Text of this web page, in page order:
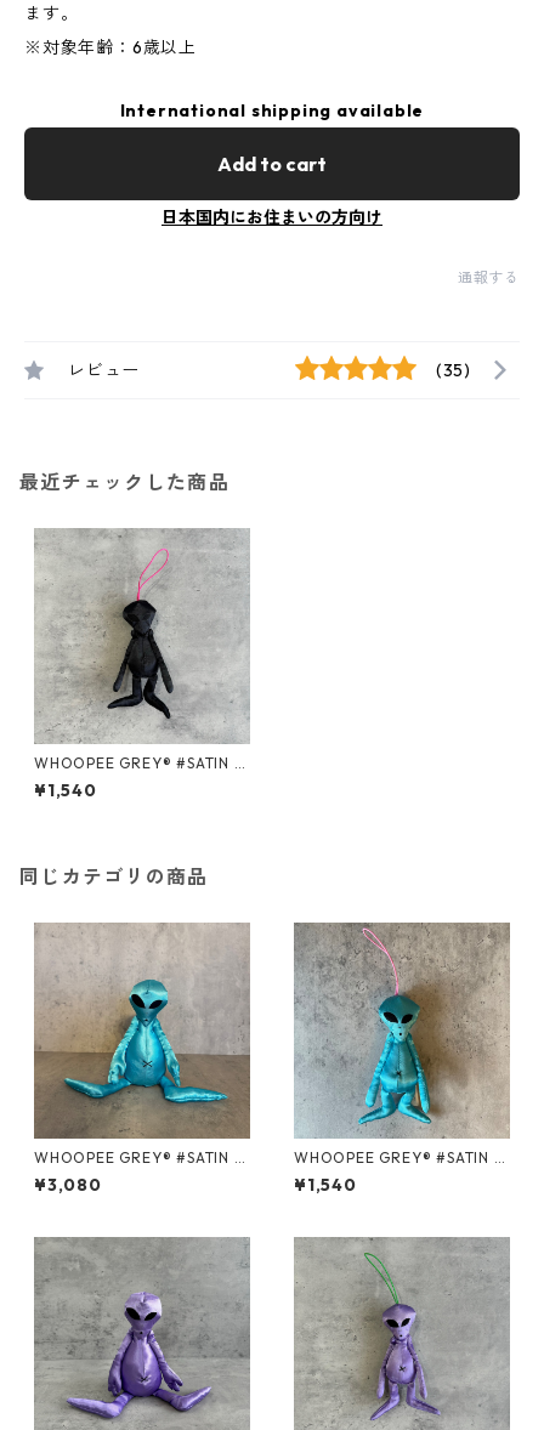
ます。
※対象年齢：6歳以上
International shipping available
Add to cart
日本国内にお住まいの方向け
通報する
レビュー (35)
最近チェックした商品
WHOOPEE GREY® #SATIN B
LACK/Sサイズ
¥1,540
同じカテゴリの商品
WHOOPEE GREY® #SATIN B
LUE/Mサイズ
¥3,080
WHOOPEE GREY® #SATIN B
LUE/Sサイズ
¥1,540